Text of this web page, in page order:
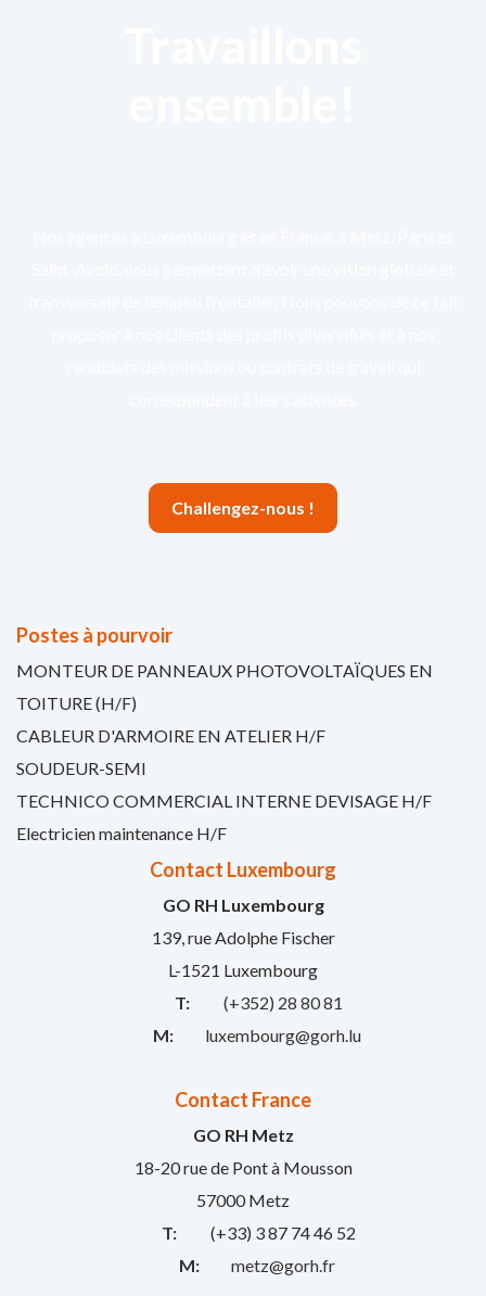
Challengez-nous !
Postes à pourvoir
MONTEUR DE PANNEAUX PHOTOVOLTAÏQUES EN
TOITURE (H/F)
CABLEUR D'ARMOIRE EN ATELIER H/F
SOUDEUR-SEMI
TECHNICO COMMERCIAL INTERNE DEVISAGE H/F
Electricien maintenance H/F
Contact Luxembourg
GO RH Luxembourg
139, rue Adolphe Fischer
L-1521 Luxembourg
T:
(+352) 28 80 81
M:
luxembourg@gorh.lu
Contact France
GO RH Metz
18-20 rue de Pont à Mousson
57000 Metz
T:
(+33) 3 87 74 46 52
M:
metz@gorh.fr